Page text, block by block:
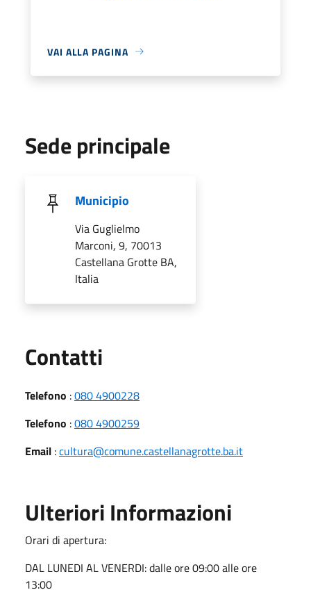
VAI ALLA PAGINA
Sede principale
Municipio
Via Guglielmo
Marconi, 9, 70013
Castellana Grotte BA,
Italia
Contatti
Telefono :080 4900228
Telefono :080 4900259
Email :cultura@comune.castellanagrotte.ba.it
Ulteriori Informazioni
Orari di apertura:
DAL LUNEDI AL VENERDI: dalle ore 09:00 alle ore
13:00